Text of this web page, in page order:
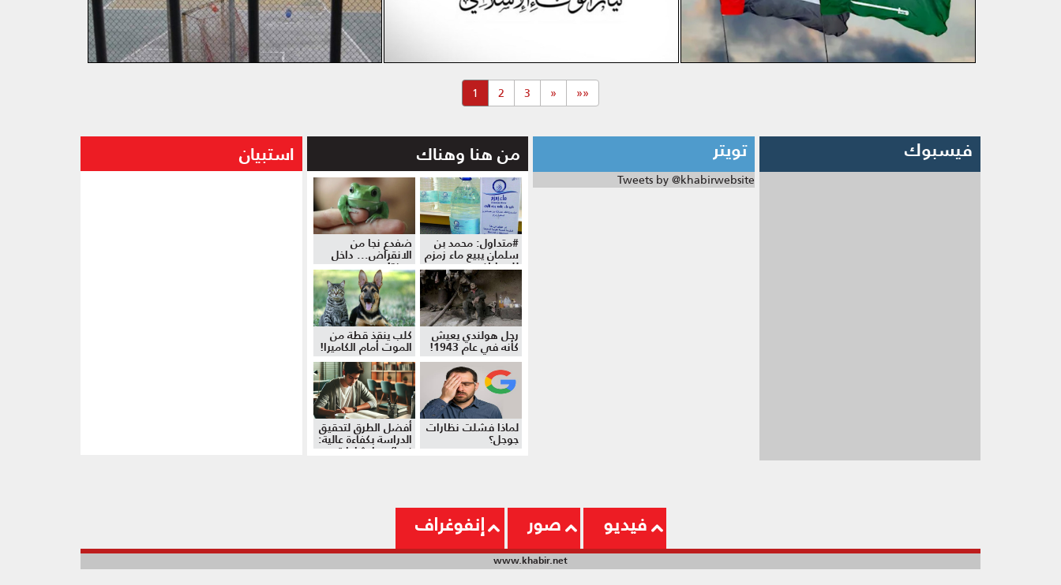
1 2 3 « ««
فيسبوك تويتر
Tweets by @khabirwebsite
من هنا وهناك
#متداول: محمد بن
سلمان يبيع ماء زمزم
للمواطنين
ضفدع نجا من
الانقراض... داخل
موزة!
رجل هولندي يعيش
كأنه في عام 1943!
كلب ينقذ قطة من
الموت أمام الكاميرا!
لماذا فشلت نظارات
جوجل؟
أفضل الطرق لتحقيق
الدراسة بكفاءة عالية:
نصائح وإرشادات
استبيان
فيديو صور إنفوغراف
www.khabir.net